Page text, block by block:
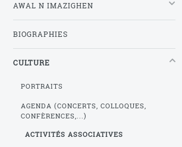
AWAL N IMAZIGHEN
BIOGRAPHIES
CULTURE
PORTRAITS
AGENDA (CONCERTS, COLLOQUES,
CONFÈRENCES,...)
ACTIVITÉS ASSOCIATIVES